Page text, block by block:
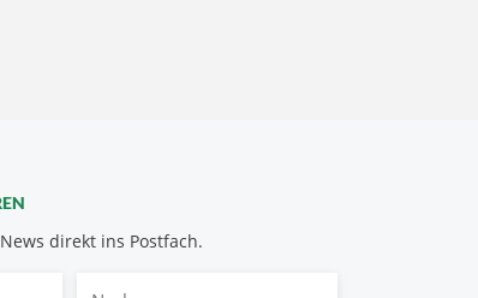
direkt ins Postfach.